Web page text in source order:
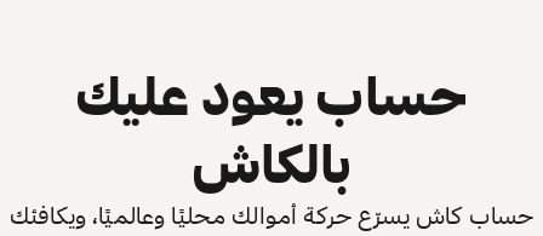
حساب يعود عليك
بالكاش
حساب كاش يسرّع حركة أموالك محليًا وعالميًا، ويكافئك